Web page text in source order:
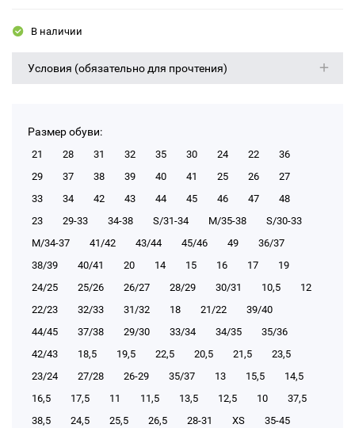
В наличии
Условия (обязательно для прочтения)
Размер обуви:
21 28 31 32 35 30 24 22
36
29
37 38 39 40 41 25 26
27
33
34 42 43 44 45 46 47
48
23
29-33 34-38 S/31-34 М/35-38
S/30-33
М/34-37
41/42 43/44 45/46 49
36/37
38/39
40/41 20 14 15 16 17
19
24/25
25/26 26/27 28/29 30/31 10,5
12
22/23
32/33 31/32 18 21/22
39/40
44/45
37/38 29/30 33/34 34/35
35/36
42/43
18,5 19,5 22,5 20,5 21,5
23,5
23/24
27/28 26-29 35/37 13 15,5
14,5
16,5
17,5 11 11,5 13,5 12,5 10
37,5
38,5
24,5 25,5 26,5 28-31 XS
35-45